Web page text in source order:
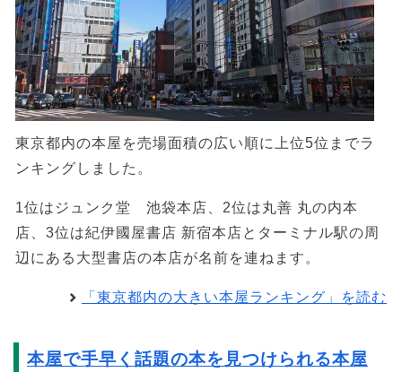
東京都内の本屋を売場面積の広い順に上位5位までラ
ンキングしました。
1位はジュンク堂 池袋本店、2位は丸善 丸の内本
店、3位は紀伊國屋書店 新宿本店とターミナル駅の周
辺にある大型書店の本店が名前を連ねます。
「東京都内の大きい本屋ランキング」を読む
本屋で手早く話題の本を見つけられる本屋